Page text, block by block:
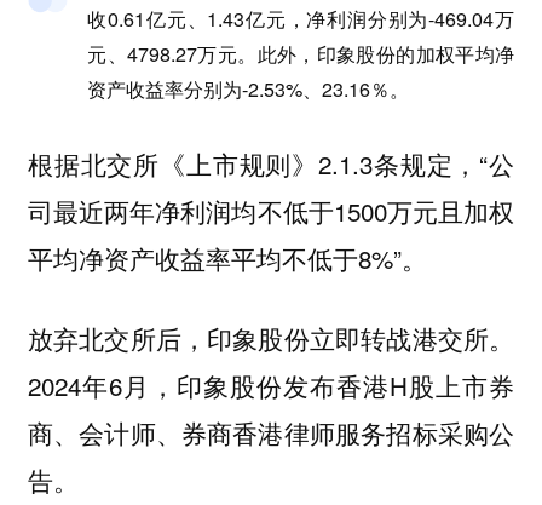
收0.61亿元、1.43亿元，净利润分别为-469.04万
元、4798.27万元。此外，印象股份的加权平均净
资产收益率分别为-2.53%、23.16％。
根据北交所《上市规则》2.1.3条规定，“公
司最近两年净利润均不低于1500万元且加权
平均净资产收益率平均不低于8%”。
放弃北交所后，印象股份立即转战港交所。
2024年6月，印象股份发布香港H股上市券
商、会计师、券商香港律师服务招标采购公
告。